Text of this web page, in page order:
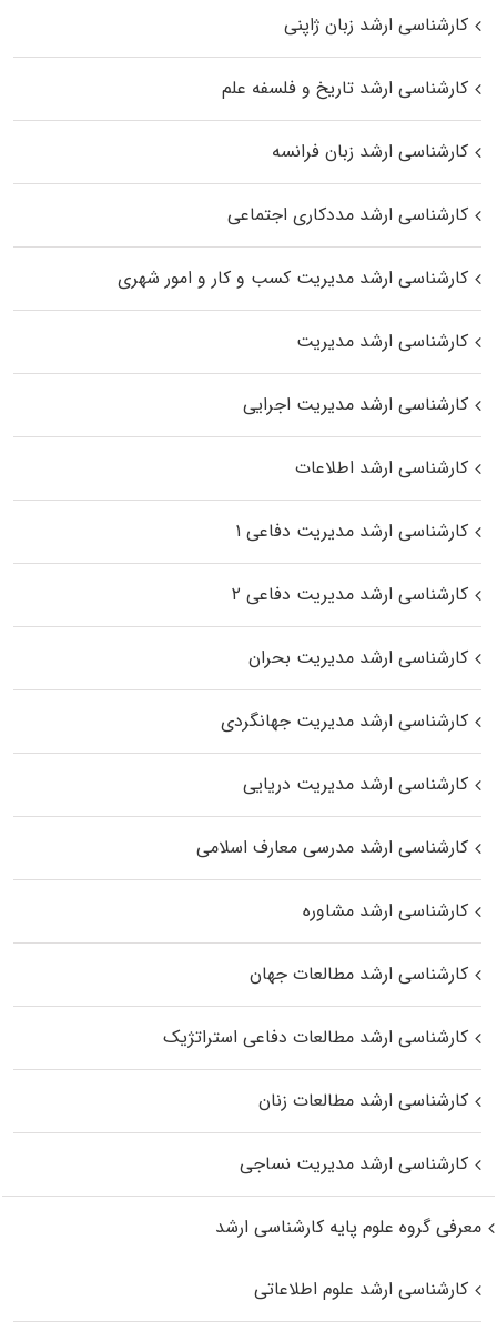
کارشناسی ارشد زبان ژاپنی
کارشناسی ارشد تاریخ و فلسفه علم
کارشناسی ارشد زبان فرانسه
کارشناسی ارشد مددکاری اجتماعی
کارشناسی ارشد مدیریت کسب و کار و امور شهری
کارشناسی ارشد مدیریت
کارشناسی ارشد مدیریت اجرایی
کارشناسی ارشد اطلاعات
کارشناسی ارشد مدیریت دفاعی ۱
کارشناسی ارشد مدیریت دفاعی ۲
کارشناسی ارشد مدیریت بحران
کارشناسی ارشد مدیریت جهانگردی
کارشناسی ارشد مدیریت دریایی
کارشناسی ارشد مدرسی معارف اسلامی
کارشناسی ارشد مشاوره
کارشناسی ارشد مطالعات جهان
کارشناسی ارشد مطالعات دفاعی استراتژیک
کارشناسی ارشد مطالعات زنان
کارشناسی ارشد مدیریت نساجی
معرفی گروه علوم پایه کارشناسی ارشد
کارشناسی ارشد علوم اطلاعاتی